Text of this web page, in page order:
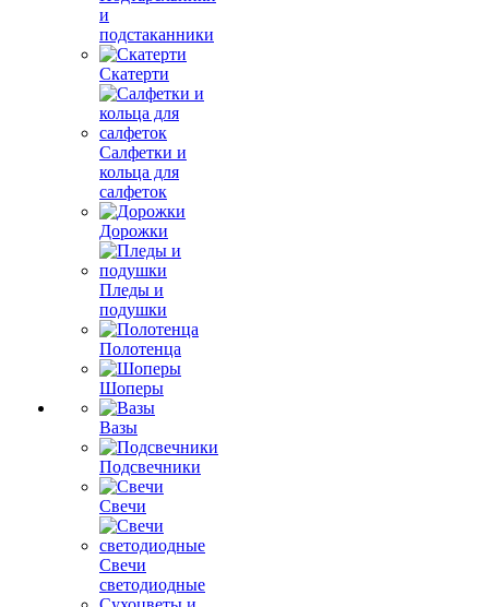
и
подстаканники
Скатерти
Салфетки и
кольца для
салфеток
Дорожки
Пледы и
подушки
Полотенца
Шоперы
Вазы
Подсвечники
Свечи
Свечи
светодиодные